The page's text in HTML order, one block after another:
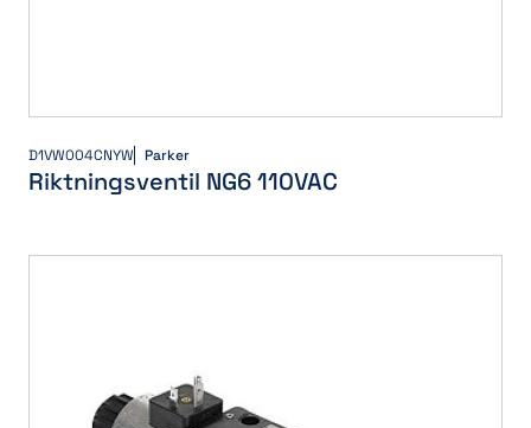
D1VW004CNYW Parker
Riktningsventil NG6 110VAC